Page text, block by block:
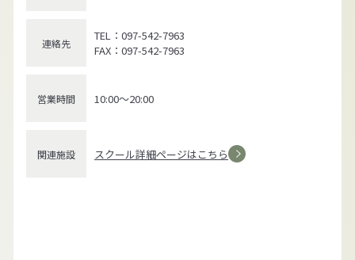
連絡先
TEL：097-542-7963
FAX：097-542-7963
営業時間 10:00～20:00
関連施設 スクール詳細ページはこちら